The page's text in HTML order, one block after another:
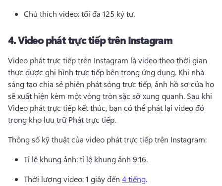
Chú thích video: tối đa 125 ký tự.
4.Video phát trực tiếp trên Instagram
Video phát trực tiếp trên Instagram là video theo thời gian
thực được ghi hình trực tiếp bên trong ứng dụng. Khi nhà
sáng tạo chia sẻ phiên phát sóng trực tiếp, ảnh hồ sơ của họ
sẽ xuất hiện kèm một vòng tròn sặc sỡ xung quanh. Sau khi
Video phát trực tiếp kết thúc, bạn có thể phát lại video đó
trong kho lưu trữ Phát trực tiếp.
Thông số kỹ thuật của video phát trực tiếp trên Instagram:
Tỉ lệ khung ảnh: tỉ lệ khung ảnh 9:16.
Thời lượng video: 1 giây đến 4 tiếng.